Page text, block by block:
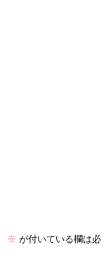
※ が付いている欄は必